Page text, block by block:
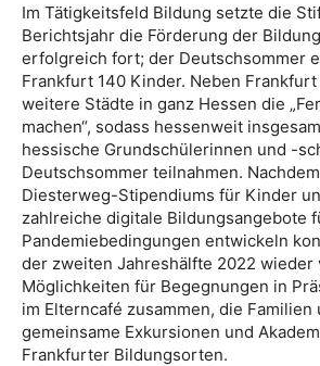
Im Tätigkeitsfeld Bildung setzte die
Berichtsjahr die Förderung der
erfolgreich fort; der Deutschsommer
Frankfurt 140 Kinder. Neben
weitere Städte in ganz Hessen die
machen“, sodass hessenweit
hessische Grundschülerinnen und -
Deutschsommer teilnahmen.
Diesterweg-Stipendiums für Kinder
zahlreiche digitale Bildungsangebote
Pandemiebedingungen entwickeln
der zweiten Jahreshälfte 2022 wieder
Möglichkeiten für Begegnungen in
im Elterncafé zusammen, die Familien
gemeinsame Exkursionen und
Frankfurter Bildungsorten.